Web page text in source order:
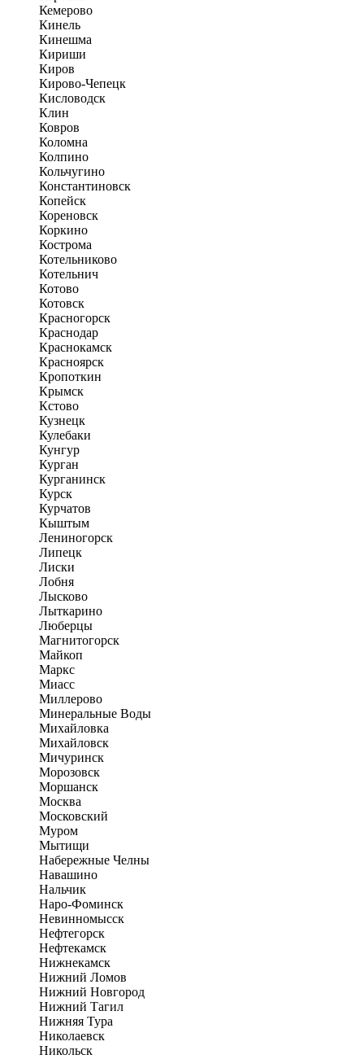
Кемерово
Кинель
Кинешма
Кириши
Киров
Кирово-Чепецк
Кисловодск
Клин
Ковров
Коломна
Колпино
Кольчугино
Константиновск
Копейск
Кореновск
Коркино
Кострома
Котельниково
Котельнич
Котово
Котовск
Красногорск
Краснодар
Краснокамск
Красноярск
Кропоткин
Крымск
Кстово
Кузнецк
Кулебаки
Кунгур
Курган
Курганинск
Курск
Курчатов
Кыштым
Лениногорск
Липецк
Лиски
Лобня
Лысково
Лыткарино
Люберцы
Магнитогорск
Майкоп
Маркс
Миасс
Миллерово
Минеральные Воды
Михайловка
Михайловск
Мичуринск
Морозовск
Моршанск
Москва
Московский
Муром
Мытищи
Набережные Челны
Навашино
Нальчик
Наро-Фоминск
Невинномысск
Нефтегорск
Нефтекамск
Нижнекамск
Нижний Ломов
Нижний Новгород
Нижний Тагил
Нижняя Тура
Николаевск
Никольск